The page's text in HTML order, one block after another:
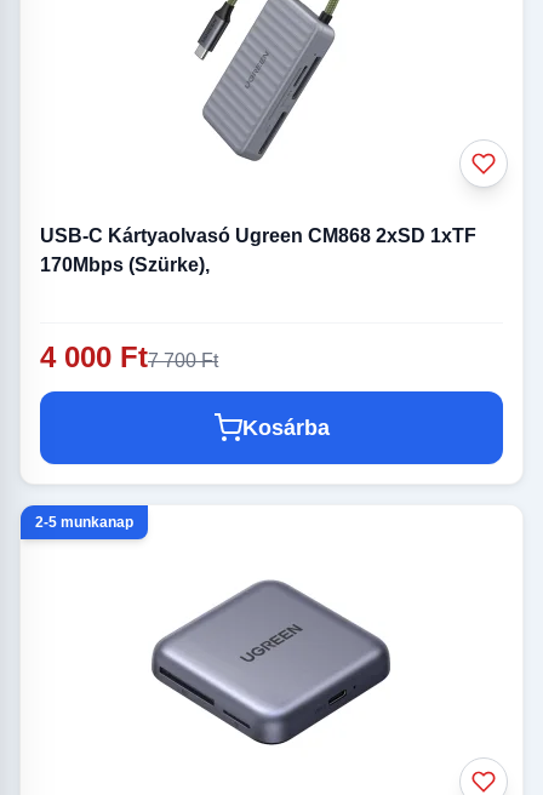
USB-C Kártyaolvasó Ugreen CM868 2xSD 1xTF
170Mbps (Szürke),
4 000 Ft7 700 Ft
Kosárba
2-5 munkanap